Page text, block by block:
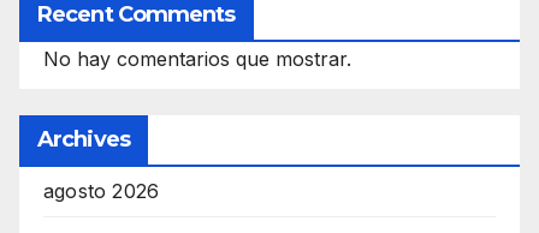
Recent Comments
No hay comentarios que mostrar.
Archives
agosto 2026